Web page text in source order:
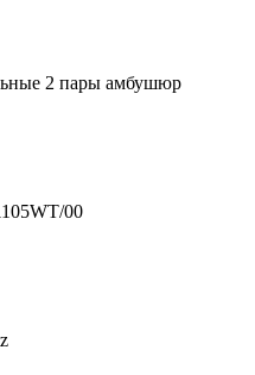
2 пары амбушюр
00